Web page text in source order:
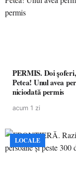
PERMIS. Doi
Petea! Unul avea
niciodată permis
acum 1 zi
LOCALE